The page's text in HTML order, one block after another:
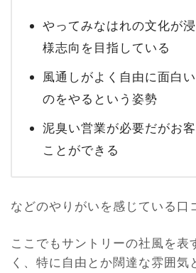
やってみなはれの文化が
様志向を目指している
風通しがよく自由に面白
のをやるという姿勢
泥臭い営業が必要だがお
ことができる
などのやりがいを感じている口
ここでもサントリーの社風を表
く、特に自由とか闊達な雰囲気